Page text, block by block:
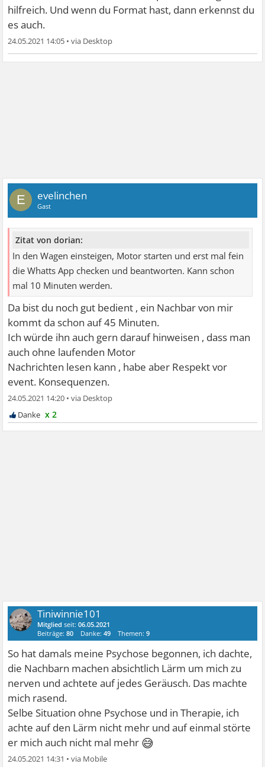
hilfreich. Und wenn du Format hast, dann erkennst du
es auch.
24.05.2021 14:05 •
E evelinchen
Gast
Zitat von dorian:
In den Wagen einsteigen, Motor starten und erst mal fein
die Whatts App checken und beantworten. Kann schon
mal 10 Minuten werden.
Da bist du noch gut bedient , ein Nachbar von mir
kommt da schon auf 45 Minuten.
Ich würde ihn auch gern darauf hinweisen , dass man
auch ohne laufenden Motor
Nachrichten lesen kann , habe aber Respekt vor
event. Konsequenzen.
24.05.2021 14:20 •
x 2
Tiniwinnie101
Mitglied seit:06.05.2021
Beiträge:80 Danke:49 Themen:9
So hat damals meine Psychose begonnen, ich dachte,
die Nachbarn machen absichtlich Lärm um mich zu
nerven und achtete auf jedes Geräusch. Das machte
mich rasend.
Selbe Situation ohne Psychose und in Therapie, ich
achte auf den Lärm nicht mehr und auf einmal störte
er mich auch nicht mal mehr 😅
24.05.2021 14:31 •